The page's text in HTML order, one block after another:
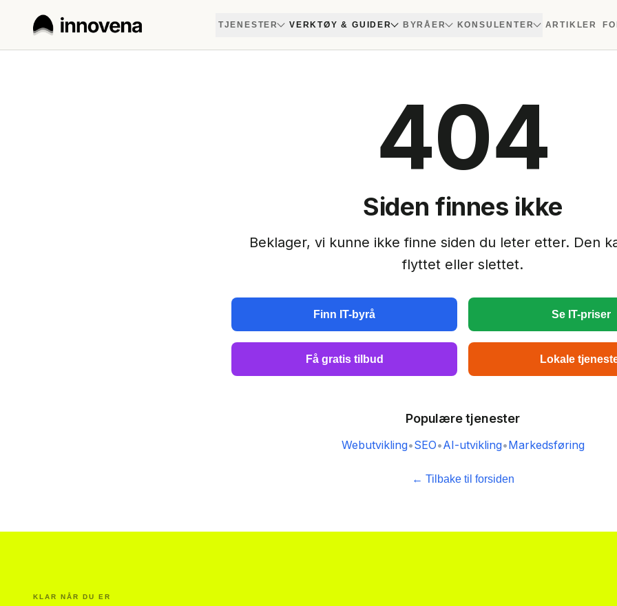
TJENESTER VERKTØY & GUIDER BYRÅER KONSULENTER ARTIKLER
404
Siden finnes ikke
Beklager, vi kunne ikke finne siden du leter etter. Den
flyttet eller slettet.
Finn IT-byrå Se IT-priser
Få gratis tilbud Lokale
Populære tjenester
Webutvikling•SEO•AI-utvikling•Markedsføring
← Tilbake til forsiden
KLAR NÅR DU ER